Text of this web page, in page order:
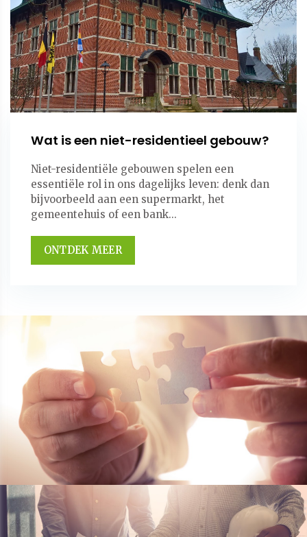
Wat is een niet-residentieel gebouw?
Niet-residentiële gebouwen spelen een
essentiële rol in ons dagelijks leven: denk dan
bijvoorbeeld aan een supermarkt, het
gemeentehuis of een bank...
ONTDEK MEER